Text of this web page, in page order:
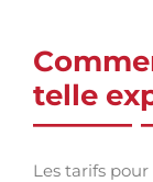
telle
Les tarifs